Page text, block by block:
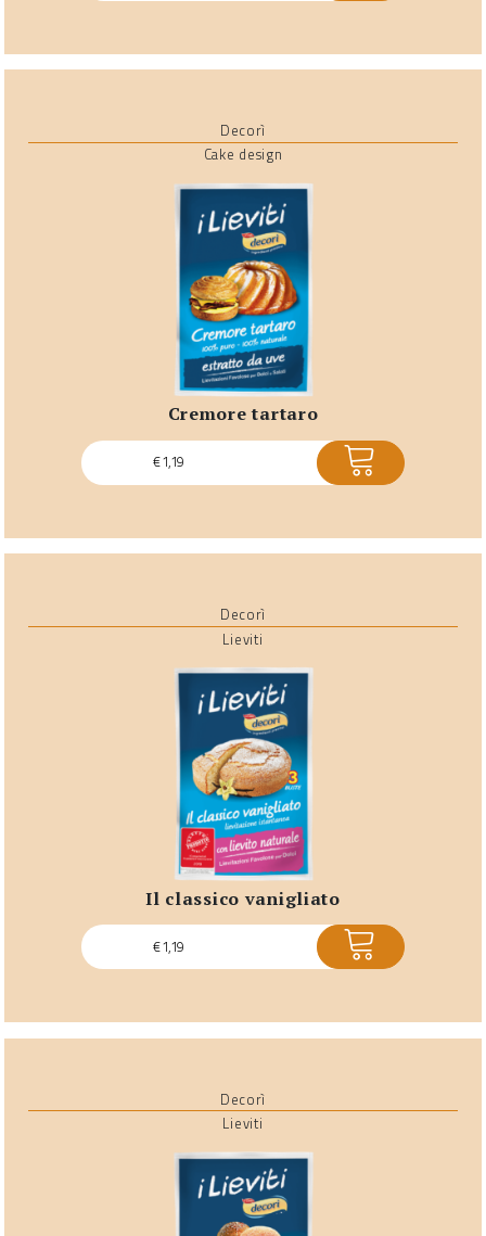
Decorì
Cake design
cremore tartaro
€1,19 ACQUISTA
Decorì
Lieviti
il classico vanigliato
€1,19 ACQUISTA
Decorì
Lieviti